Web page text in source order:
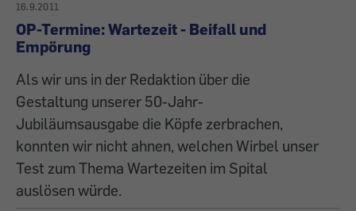
16.9.2011
OP-Termine: Wartezeit - Beifall und
Empörung
Als wir uns in der Redaktion über die
Gestaltung unserer 50-Jahr-
Jubiläumsausgabe die Köpfe zerbrachen,
konnten wir nicht ahnen, welchen Wirbel unser
Test zum Thema Wartezeiten im Spital
auslösen würde.